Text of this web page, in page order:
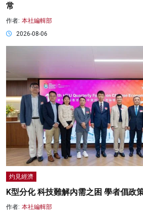
常
作者: 本社編輯部
2026-08-06
灼見經濟
K型分化 科技難解內需之困 學者倡政
作者: 本社編輯部